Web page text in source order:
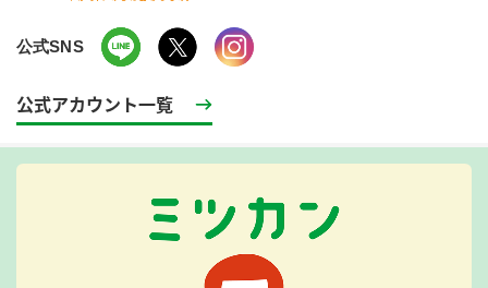
公式SNS
公式アカウント一覧